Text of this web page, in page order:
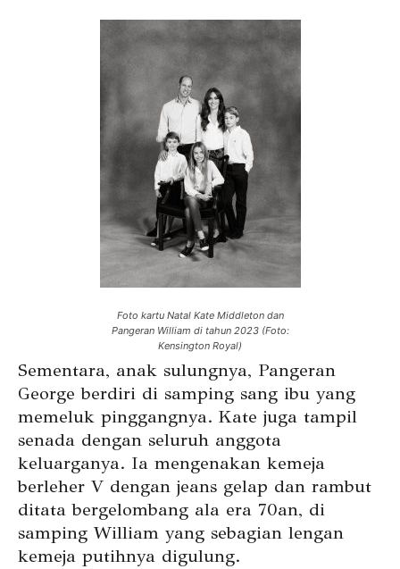
Foto kartu Natal Kate Middleton dan
Pangeran William di tahun 2023 (Foto:
Kensington Royal)
Sementara, anak sulungnya, Pangeran
George berdiri di samping sang ibu yang
memeluk pinggangnya. Kate juga tampil
senada dengan seluruh anggota
keluarganya. Ia mengenakan kemeja
berleher V dengan jeans gelap dan rambut
ditata bergelombang ala era 70an, di
samping William yang sebagian lengan
kemeja putihnya digulung.